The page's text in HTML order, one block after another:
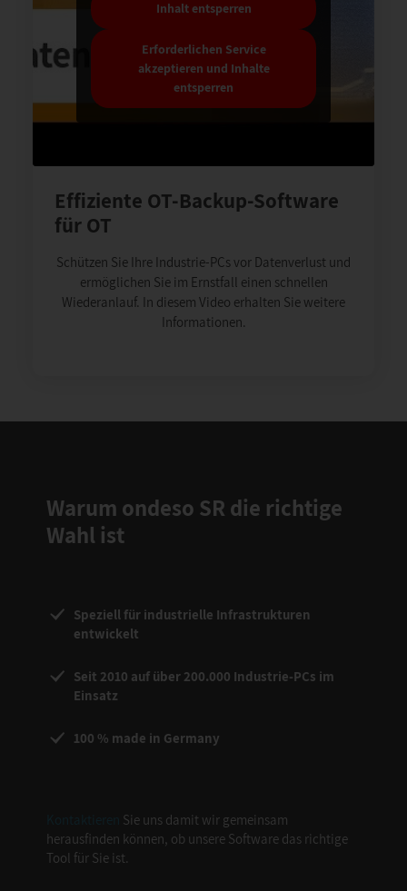
Inhalt entsperren
Erforderlichen Service
akzeptieren und Inhalte
entsperren
Effiziente OT-Backup-Software
für OT
Schützen Sie Ihre Industrie-PCs vor Datenverlust und
ermöglichen Sie im Ernstfall einen schnellen
Wiederanlauf. In diesem Video erhalten Sie weitere
Informationen.
Warum ondeso SR die richtige
Wahl ist
Speziell für industrielle Infrastrukturen
entwickelt
Seit 2010 auf über 200.000 Industrie-PCs im
Einsatz
100 % made in Germany
Sie uns damit wir gemeinsam
herausfinden können, ob unsere Software das richtige
Tool für Sie ist.